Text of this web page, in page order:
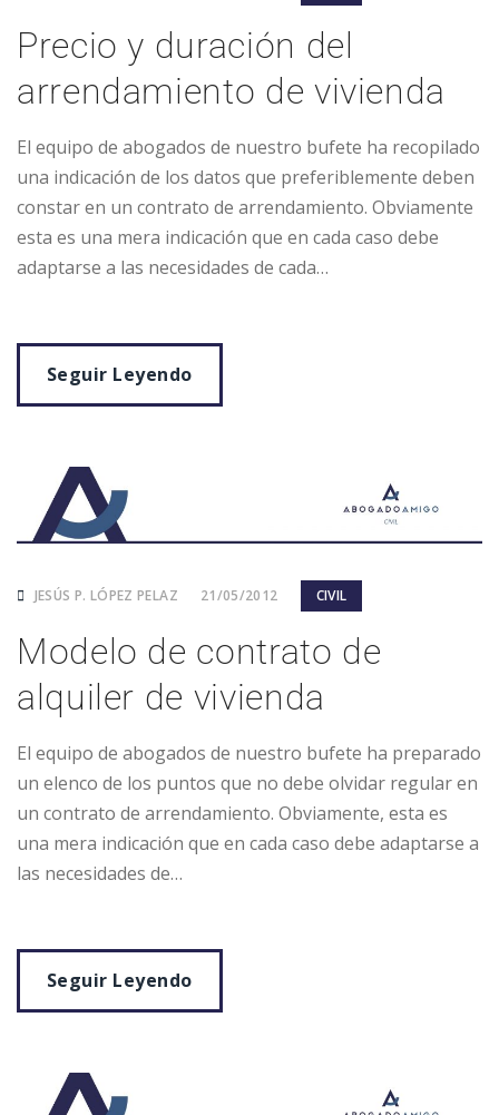
Precio y duración del
arrendamiento de vivienda
El equipo de abogados de nuestro bufete ha recopilado
una indicación de los datos que preferiblemente deben
constar en un contrato de arrendamiento. Obviamente
esta es una mera indicación que en cada caso debe
adaptarse a las necesidades de cada…
Seguir Leyendo
JESÚS P. LÓPEZ PELAZ 21/05/2012 CIVIL
Modelo de contrato de
alquiler de vivienda
El equipo de abogados de nuestro bufete ha preparado
un elenco de los puntos que no debe olvidar regular en
un contrato de arrendamiento. Obviamente, esta es
una mera indicación que en cada caso debe adaptarse a
las necesidades de…
Seguir Leyendo